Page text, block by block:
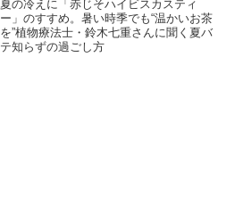
夏の冷えに「赤じそハイビスカスティ
ー」のすすめ。暑い時季でも“温かいお茶
を”植物療法士・鈴木七重さんに聞く夏バ
テ知らずの過ごし方